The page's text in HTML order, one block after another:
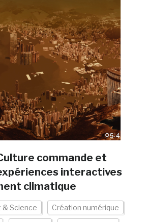
commande et
interactives
climatique
& Science Création numérique